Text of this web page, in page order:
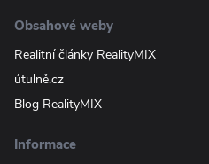
Obsahové weby
Realitní články RealityMIX
útulně.cz
Blog RealityMIX
Informace